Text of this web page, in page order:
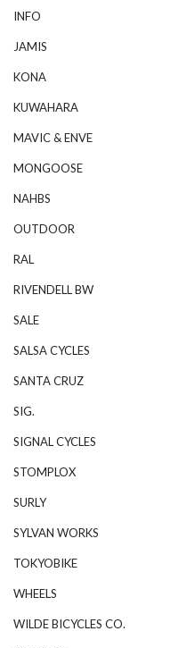
INFO
JAMIS
KONA
KUWAHARA
MAVIC & ENVE
MONGOOSE
NAHBS
OUTDOOR
RAL
RIVENDELL BW
SALE
SALSA CYCLES
SANTA CRUZ
SIG.
SIGNAL CYCLES
STOMPLOX
SURLY
SYLVAN WORKS
TOKYOBIKE
WHEELS
WILDE BICYCLES CO.